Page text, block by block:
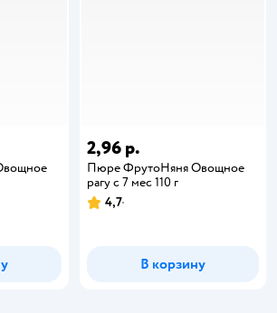
2,96 р.
Пюре ФрутоНяня Овощное
рагу с 7 мес 110 г
4,7
В корзину